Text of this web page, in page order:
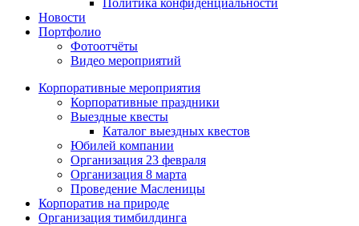
Политика конфиденциальности
Новости
Портфолио
Фотоотчёты
Видео мероприятий
Корпоративные мероприятия
Корпоративные праздники
Выездные квесты
Каталог выездных квестов
Юбилей компании
Организация 23 февраля
Организация 8 марта
Проведение Масленицы
Корпоратив на природе
Организация тимбилдинга